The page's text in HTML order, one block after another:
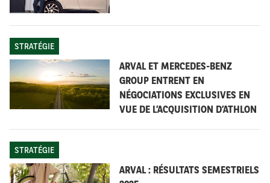
qualité élevés », déclare Bart Beckers, Directeur
Commercial d’Arval. « L’objectif de l’Alliance est de
soutenir nos clients internationaux dans la
construction et la gestion de leur stratégie globale de
flotte. »
Depuis 30 ans, l’Alliance globale Element-Arval (EAGA)
s’impose comme un acteur mondial de référence dans
la gestion de flotte et de mobilité. Afin de renforcer sa
présence mondiale, notamment en Asie, l’Alliance a
accueilli Sumitomo Mitsui Auto Service (SMAS) en
2023, portant à huit le nombre de ses membres.
STRATÉGIE
ARVAL ET MERCEDES-BENZ
GROUP ENTRENT EN
NÉGOCIATIONS EXCLUSIVES EN
VUE DE L’ACQUISITION D’ATHLON
STRATÉGIE
ARVAL : RÉSULTATS SEMESTRIELS